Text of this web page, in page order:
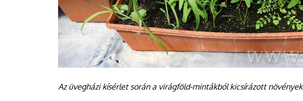
Az üvegházi kísérlet során a virágföld-mintákból kicsírázott növények